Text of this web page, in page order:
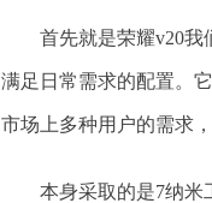
首先就是荣耀v20我
满足日常需求的配置。
市场上多种用户的需求
本身采取的是7纳米